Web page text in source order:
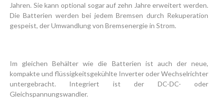
Jahren. Sie kann optional sogar auf zehn Jahre erweitert werden.
Die Batterien werden bei jedem Bremsen durch Rekuperation
gespeist, der Umwandlung von Bremsenergie in Strom.
Im gleichen Behälter wie die Batterien ist auch der neue,
kompakte und flüssig­keitsgekühlte Inverter oder Wechselrichter
untergebracht. Integriert ist der DC-DC- oder
Gleichspannungswandler.